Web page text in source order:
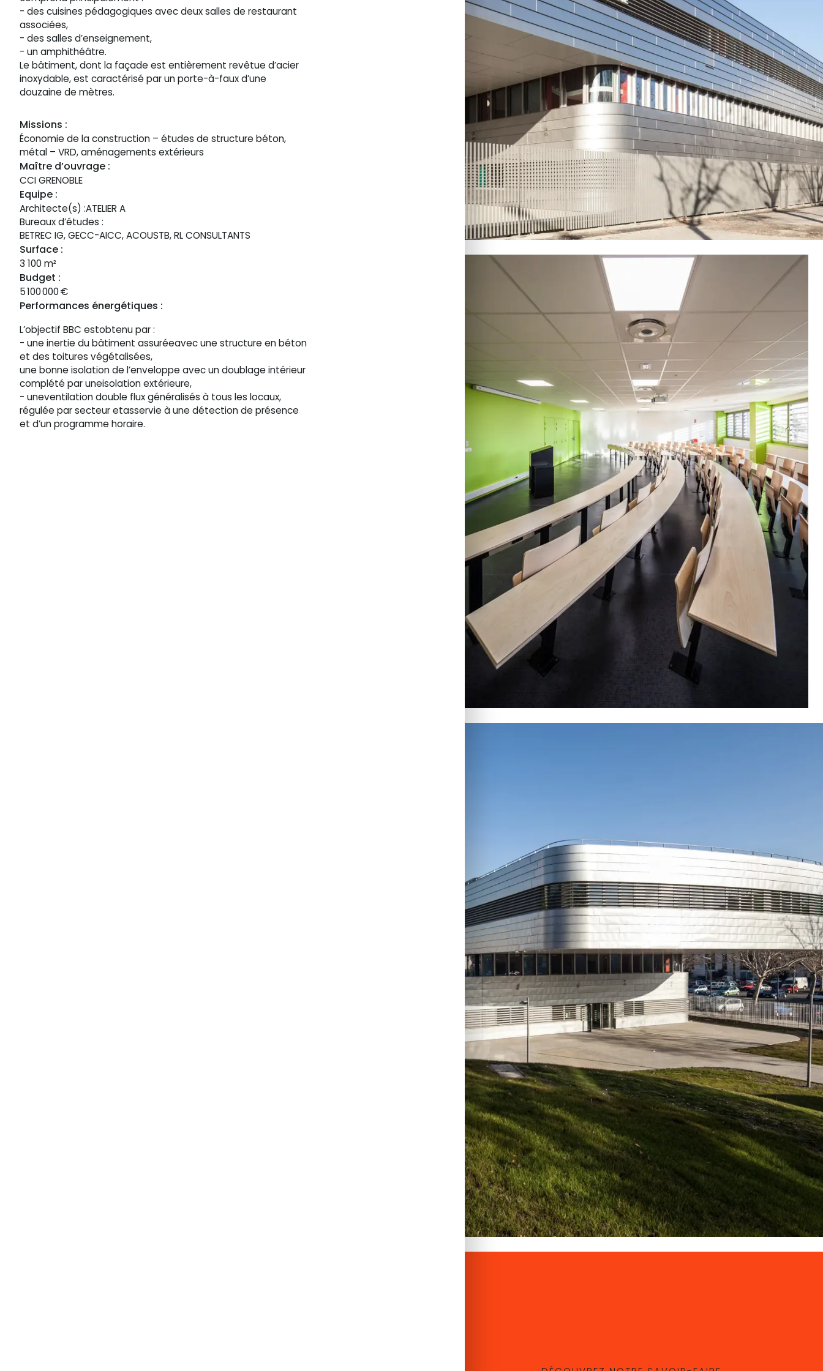
- des cuisines pédagogiques avec deux salles de restaurant
associées,
- des salles d’enseignement,
- un amphithéâtre.
Le bâtiment, dont la façade est entièrement revêtue d’acier
inoxydable, est caractérisé par un porte-à-faux d’une
douzaine de mètres.
Missions :
Économie de la construction – études de structure béton,
métal – VRD, aménagements extérieurs
Maître d’ouvrage :
CCI GRENOBLE
Equipe :
Architecte(s) :ATELIER A
Bureaux d’études :
BETREC IG, GECC-AICC, ACOUSTB, RL CONSULTANTS
Surface :
3 100 m²
Budget :
5 100 000€
Performances énergétiques :
L’objectif BBC estobtenu par :
- une inertie du bâtiment assuréeavec une structure en béton
et des toitures végétalisées,
une bonne isolation de l’enveloppe avec un doublage intérieur
complété par uneisolation extérieure,
- uneventilation double flux généralisés à tous les locaux,
régulée par secteur etasservie à une détection de présence
et d’un programme horaire.